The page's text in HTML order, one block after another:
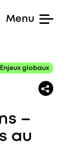
Enjeux globaux
–
au